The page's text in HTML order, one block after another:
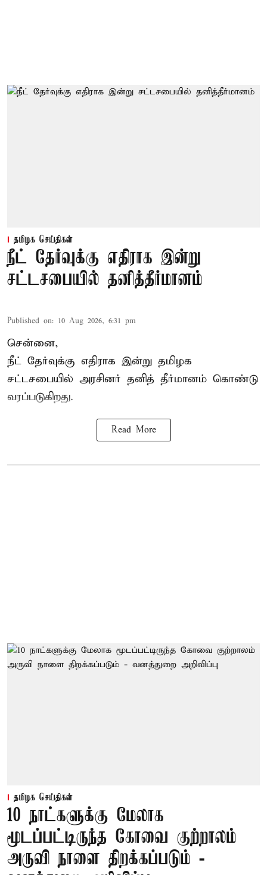
தமிழக செய்திகள்
நீட் தேர்வுக்கு எதிராக இன்று
சட்டசபையில் தனித்தீர்மானம்
Published on: 10 Aug 2026, 6:31 pm
சென்னை,
நீட் தேர்வுக்கு எதிராக இன்று தமிழக
சட்டசபையில் அரசினர் தனித் தீர்மானம் கொண்டு
வரப்படுகிறது.
Read More
தமிழக செய்திகள்
10 நாட்களுக்கு மேலாக
மூடப்பட்டிருந்த கோவை குற்றாலம்
அருவி நாளை திறக்கப்படும் -